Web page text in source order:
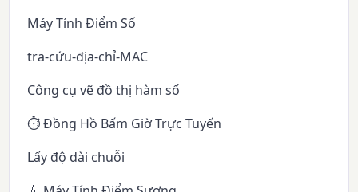
Máy Tính Điểm Số
tra-cứu-địa-chỉ-MAC
Công cụ vẽ đồ thị hàm số
⏱️ Đồng Hồ Bấm Giờ Trực Tuyến
Lấy độ dài chuỗi